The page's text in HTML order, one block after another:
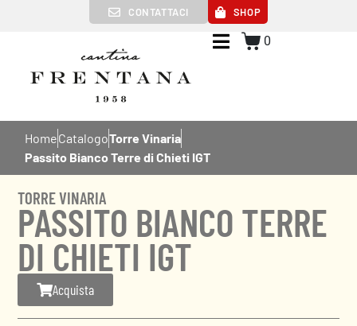
CONTATTACI SHOP
0
HomeCatalogoTorre Vinaria
Passito Bianco Terre di Chieti IGT
TORRE VINARIA
PASSITO BIANCO TERRE
DI CHIETI IGT
Acquista